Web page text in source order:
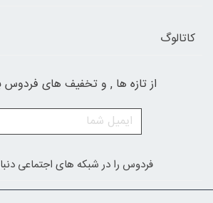
کاتالوگ
از تازه ها , و تخفیف های فردوس
فردوس را در شبکه های اجتماعی